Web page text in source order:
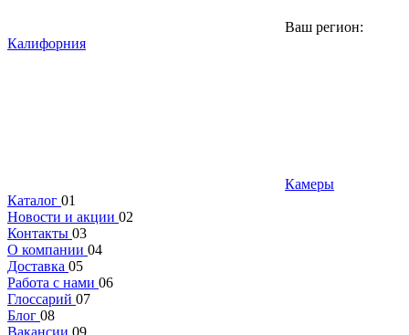
Ваш регион:
Калифорния
Камеры
Каталог 01
Новости и акции 02
Контакты 03
О компании 04
Доставка 05
Работа с нами 06
Глоссарий 07
Блог 08
Вакансии 09